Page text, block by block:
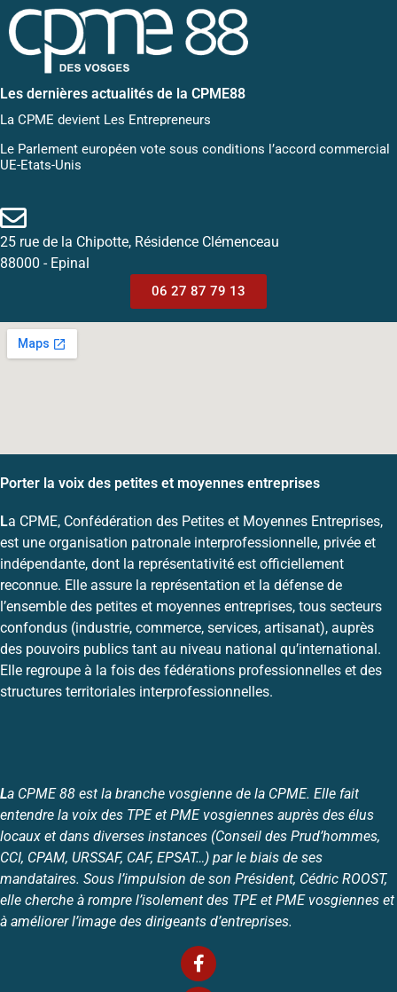
Les dernières actualités de la CPME88
La CPME devient Les Entrepreneurs
Le Parlement européen vote sous conditions l’accord commercial
UE-Etats-Unis
25 rue de la Chipotte, Résidence Clémenceau
88000 - Epinal
06 27 87 79 13
Porter la voix des petites et moyennes entreprises
La CPME, Confédération des Petites et Moyennes Entreprises,
est une organisation patronale interprofessionnelle, privée et
indépendante, dont la représentativité est officiellement
reconnue. Elle assure la représentation et la défense de
l’ensemble des petites et moyennes entreprises, tous secteurs
confondus (industrie, commerce, services, artisanat), auprès
des pouvoirs publics tant au niveau national qu’international.
Elle regroupe à la fois des fédérations professionnelles et des
structures territoriales interprofessionnelles.
La CPME 88 est la branche vosgienne de la CPME. Elle fait
entendre la voix des TPE et PME vosgiennes auprès des élus
locaux et dans diverses instances (Conseil des Prud’hommes,
CCI, CPAM, URSSAF, CAF, EPSAT…) par le biais de ses
mandataires. Sous l’impulsion de son Président, Cédric ROOST,
elle cherche à rompre l’isolement des TPE et PME vosgiennes et
à améliorer l’image des dirigeants d’entreprises.